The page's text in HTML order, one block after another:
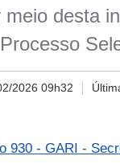
meio desta
2026 09h32
930 - GARI -